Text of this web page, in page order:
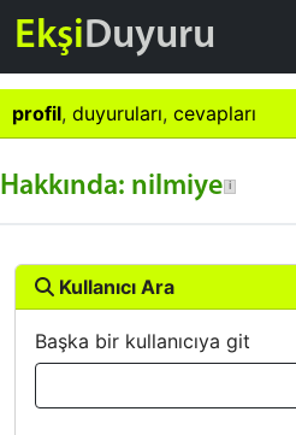
EkşiDuyuru
profil, duyuruları, cevapları
Hakkında: nilmiye
Kullanıcı Ara
Başka bir kullanıcıya git